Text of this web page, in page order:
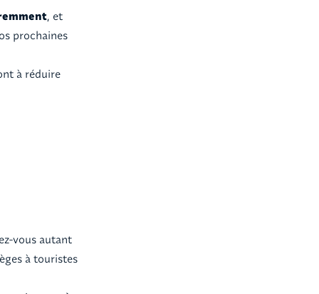
, et
prochaines
à réduire
vous autant
à touristes